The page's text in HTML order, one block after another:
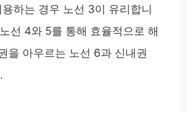
하는 경우 노선 3이 유리합니
선 4와 5를 통해 효율적으로 해
을 아우르는 노선 6과 신내권